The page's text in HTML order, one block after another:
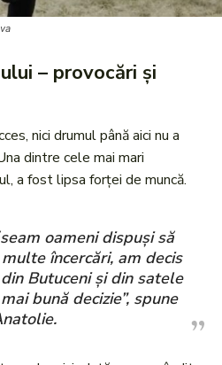
– provocări și
nici drumul până aici nu a
dintre cele mai mari
a fost lipsa forței de muncă.
oameni dispuși să
încercări, am decis
Butuceni și din satele
bună decizie”, spune